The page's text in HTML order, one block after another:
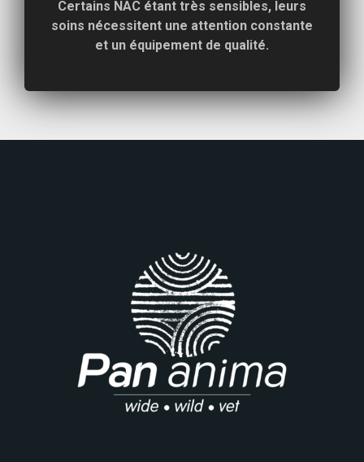
Certains NAC étant très sensibles, leurs
soins nécessitent une attention constante
et un équipement de qualité.